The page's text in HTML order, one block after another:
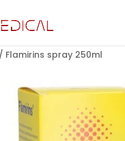
/ Flamirins spray 250ml